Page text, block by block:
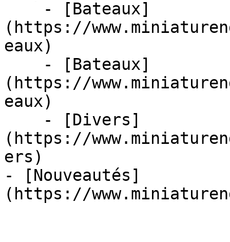
(https://
eaux)
(https://
eaux)
(https://
ers)
- [Nouveautés]